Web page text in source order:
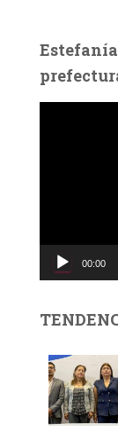
c
d
00:00